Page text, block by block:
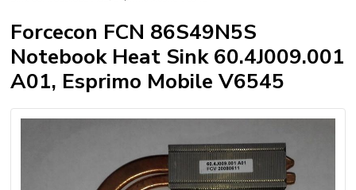
Forcecon FCN 86S49N5S
Notebook Heat Sink 60.4J009.001
A01, Esprimo Mobile V6545